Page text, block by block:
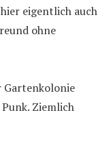
eigentlich auch
ohne
Gartenkolonie
Ziemlich